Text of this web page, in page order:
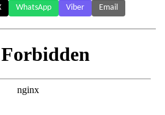
WhatsApp Viber Email